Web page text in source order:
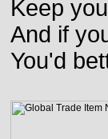
Keep
And if
You'd